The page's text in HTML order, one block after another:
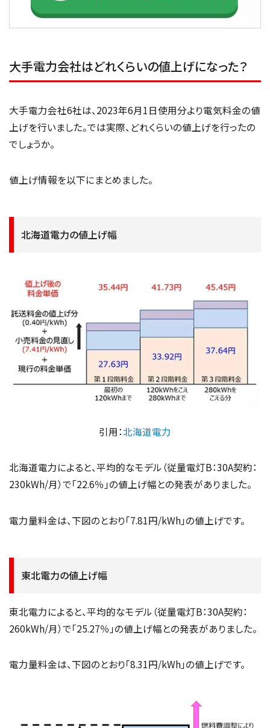
大手電力会社はどれくらいの値上げになった？
大手電力会社6社は、2023年6月1日使用分より電気料金の値
上げを行いました。では実際、どれくらいの値上げを行ったの
でしょうか。
値上げ情報を以下にまとめました。
北海道電力の値上げ幅
引用：北海道電力
北海道電力によると、平均的なモデル（従量電灯B：30A契約：
230kWh/月）で「22.6％」の値上げ幅との発表がありました。
電力量料金は、下図のとおり「7.81円/kWh」の値上げです。
東北電力の値上げ幅
東北電力によると、平均的なモデル（従量電灯B：30A契約：
260kWh/月）で「25.27％」の値上げ幅との発表がありました。
電力量料金は、下図のとおり「8.31円/kWh」の値上げです。